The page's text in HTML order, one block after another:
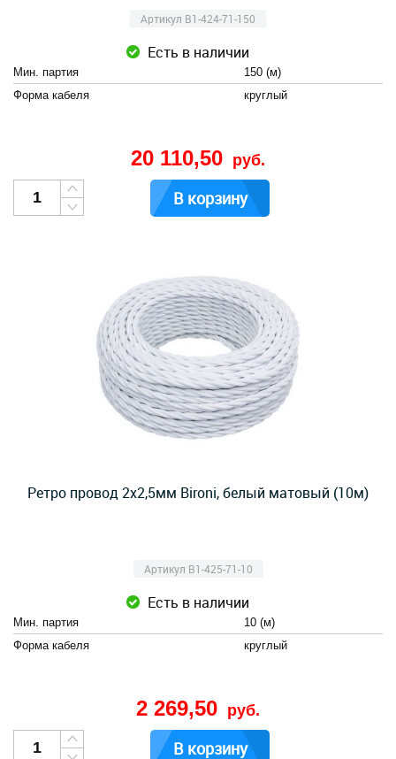
Артикул B1-424-71-150
Есть в наличии
Мин. партия
150 (м)
Форма кабеля
круглый
20 110,50 руб.
В корзину
Ретро провод 2х2,5мм Bironi, белый матовый (10м)
Артикул B1-425-71-10
Есть в наличии
Мин. партия
10 (м)
Форма кабеля
круглый
2 269,50 руб.
В корзину